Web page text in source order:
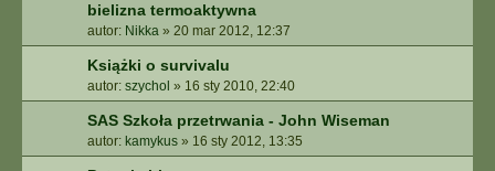
bielizna termoaktywna
autor: Nikka » 20 mar 2012, 12:37
Książki o survivalu
autor: szychol » 16 sty 2010, 22:40
SAS Szkoła przetrwania - John Wiseman
autor: kamykus » 16 sty 2012, 13:35